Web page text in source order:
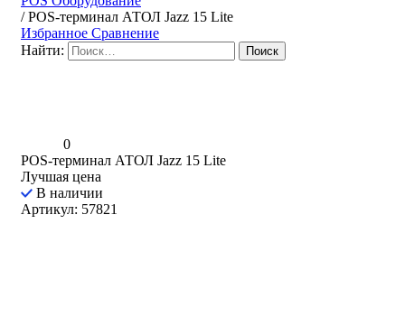
/POS-терминал АТОЛ Jazz 15 Lite
Избранное Сравнение
Найти:
0
POS-терминал АТОЛ Jazz 15 Lite
Лучшая цена
В наличии
Артикул: 57821